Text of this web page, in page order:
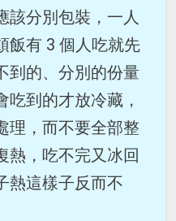
該分別包裝，一人
飯有 3 個人吃就先
到的、分別的份量
吃到的才放冷藏，
理，而不要全部整
熱，吃不完又冰回
熱這樣子反而不